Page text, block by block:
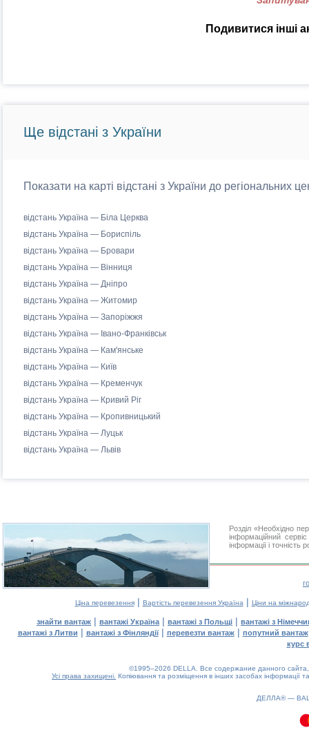
Подивитися інші
Ще відстані з України
Показати на карті відстані з України до регіональних
відстань Україна — Біла Церква
відстань Україна — Бориспіль
відстань Україна — Бровари
відстань Україна — Вінниця
відстань Україна — Дніпро
відстань Україна — Житомир
відстань Україна — Запоріжжя
відстань Україна — Івано-Франківськ
відстань Україна — Кам'янське
відстань Україна — Київ
відстань Україна — Кременчук
відстань Україна — Кривий Ріг
відстань Україна — Кропивницький
відстань Україна — Луцьк
відстань Україна — Львів
Розділ «Необхідно
інформаційний
інформації і
Ціна перевезення| Вартість перевезення Україна | Ціни на
знайти вантаж | вантажі Україна | вантажі з Польщі | вантажі з
вантажі з Литви | вантажі з Фінляндії| перевезти вантаж| попутний вантаж
курс
©1995–2026 DELLA. Все содержание данного
Усі права захищені. Копіювання та розміщення в інших засобах інформації
ДЕЛЛА® —